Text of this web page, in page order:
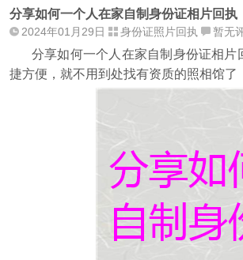
分享如何一个人在家自制身份证相片回执
2024年01月29日 身份证照片回执 暂无
分享如何一个人在家自制身份证相
捷方便，就不用到处找有资质的照相馆了